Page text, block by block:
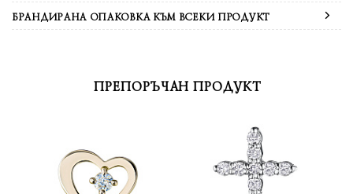
БРАНДИРАНА ОПАКОВКА КЪМ ВСЕКИ ПРОДУКТ
ПРЕПОРЪЧАН ПРОДУКТ